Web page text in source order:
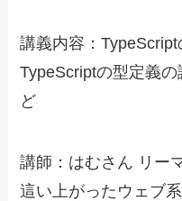
講義内容：TypeScript
TypeScriptの型定義
ど
講師：はむさん リー
這い上がったウェブ